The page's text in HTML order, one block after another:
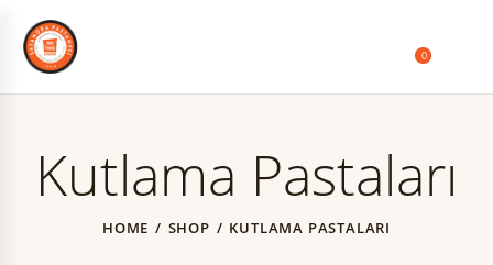
0
Kutlama Pastaları
HOME SHOP KUTLAMA PASTALARI